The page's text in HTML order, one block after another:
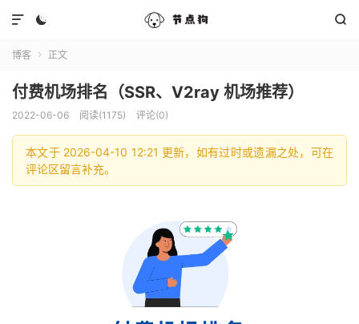
 

博客  正文
付费机场排名（SSR、V2ray 机场推荐）
2022-06-06 阅读(1175) 评论(0)
本文于 2026-04-10 12:21 更新，如有过时或遗漏之处，可在
评论区留言补充。